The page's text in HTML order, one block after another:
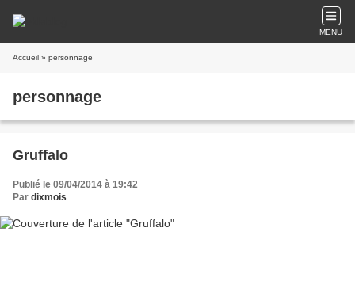
MENU
Accueil » personnage
personnage
Gruffalo
Publié le 09/04/2014 à 19:42
Par dixmois